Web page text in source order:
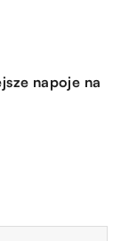
napoje na